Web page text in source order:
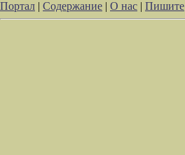
Портал | Содержание | О нас | Пишите